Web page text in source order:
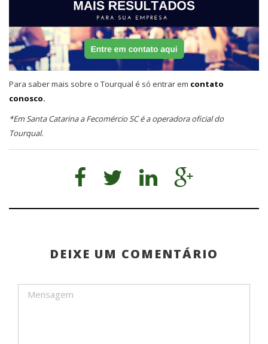
Para saber mais sobre o Tourqual é só entrar em contato
conosco.
*Em Santa Catarina a Fecomércio SC é a operadora oficial do
Tourqual.
DEIXE UM COMENTÁRIO